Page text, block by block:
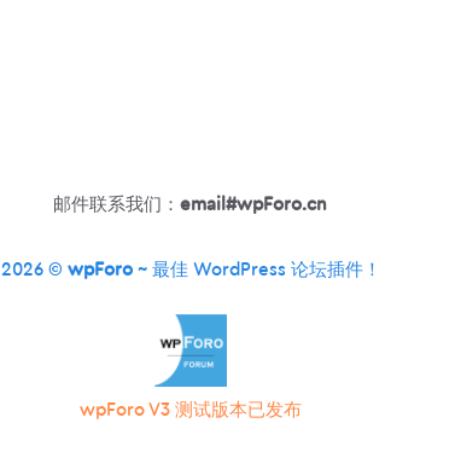
邮件联系我们：email#wpForo.cn
2026 © wpForo~ 最佳 WordPress 论坛插件！
wpForo V3 测试版本已发布